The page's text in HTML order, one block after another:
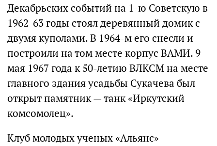
Декабрьских событий на 1-ю Советскую в
1962-63 годы стоял деревянный домик с
двумя куполами. В 1964-м его снесли и
построили на том месте корпус ВАМИ. 9
мая 1967 года к 50-летию ВЛКСМ на месте
главного здания усадьбы Сукачева был
открыт памятник — танк «Иркутский
комсомолец».
Клуб молодых ученых «Альянс»